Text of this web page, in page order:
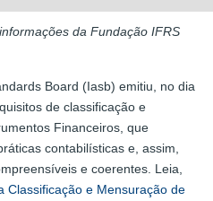
da Fundação IFRS
Board (Iasb) emitiu, no dia
de classificação e
Financeiros, que
contabilísticas e, assim,
e coerentes. Leia,
Classificação e Mensuração de